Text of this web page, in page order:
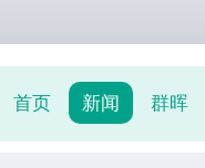
首页 新闻 群晖